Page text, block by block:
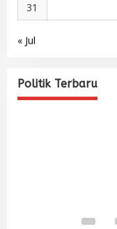
31
« Jul
Politik Terbaru
Internasional
Malaysia
Di BERITA, POLITIK